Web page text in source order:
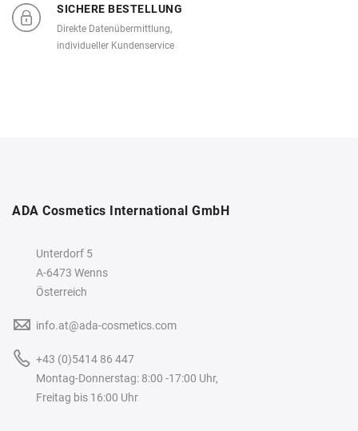
SICHERE BESTELLUNG
Direkte Datenübermittlung,
individueller Kundenservice
ADA Cosmetics International GmbH
Unterdorf 5
A-6473 Wenns
Österreich
info.at@ada-cosmetics.com
+43 (0)5414 86 447
Montag-Donnerstag: 8:00 -17:00 Uhr,
Freitag bis 16:00 Uhr